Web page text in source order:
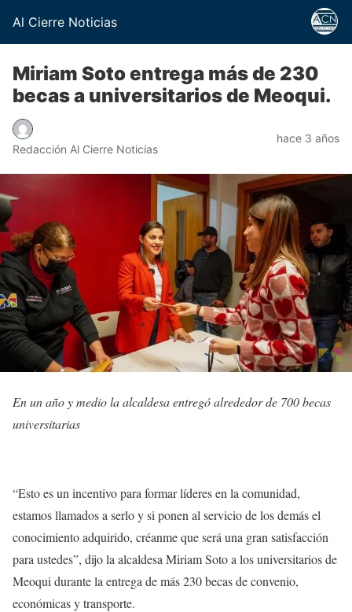
Al Cierre Noticias
Miriam Soto entrega más de 230
becas a universitarios de Meoqui.
Redacción Al Cierre Noticias
hace 3 años
En un año y medio la alcaldesa entregó alrededor de 700 becas
universitarias
“Esto es un incentivo para formar líderes en la comunidad,
estamos llamados a serlo y si ponen al servicio de los demás el
conocimiento adquirido, créanme que será una gran satisfacción
para ustedes”, dijo la alcaldesa Miriam Soto a los universitarios de
Meoqui durante la entrega de más 230 becas de convenio,
económicas y transporte.